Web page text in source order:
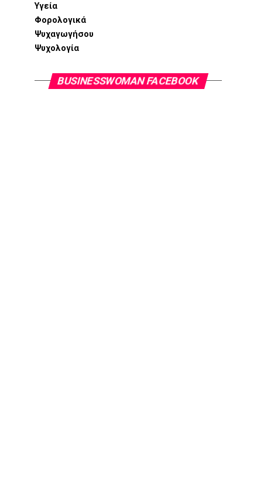
Υγεία
Φορολογικά
Ψυχαγωγήσου
Ψυχολογία
BUSINESSWOMAN FACEBOOK